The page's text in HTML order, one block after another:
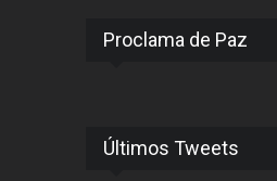
Proclama de Paz
Últimos Tweets